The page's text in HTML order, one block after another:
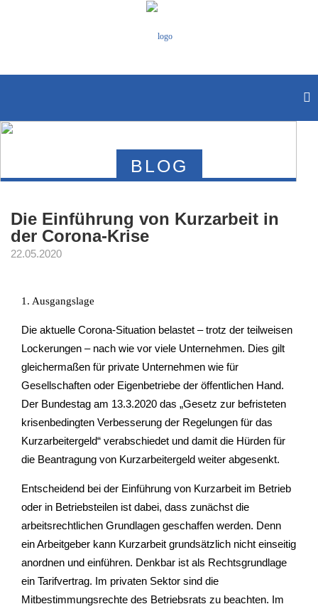
BLOG
Die Einführung von Kurzarbeit in
der Corona-Krise
22.05.2020
1. Ausgangslage
Die aktuelle Corona-Situation belastet – trotz der teilweisen
Lockerungen – nach wie vor viele Unternehmen. Dies gilt
gleichermaßen für private Unternehmen wie für
Gesellschaften oder Eigenbetriebe der öffentlichen Hand.
Der Bundestag am 13.3.2020 das „Gesetz zur befristeten
krisenbedingten Verbesserung der Regelungen für das
Kurzarbeitergeld“ verabschiedet und damit die Hürden für
die Beantragung von Kurzarbeitergeld weiter abgesenkt.
Entscheidend bei der Einführung von Kurzarbeit im Betrieb
oder in Betriebsteilen ist dabei, dass zunächst die
arbeitsrechtlichen Grundlagen geschaffen werden. Denn
ein Arbeitgeber kann Kurzarbeit grundsätzlich nicht einseitig
anordnen und einführen. Denkbar ist als Rechtsgrundlage
ein Tarifvertrag. Im privaten Sektor sind die
Mitbestimmungsrechte des Betriebsrats zu beachten. Im